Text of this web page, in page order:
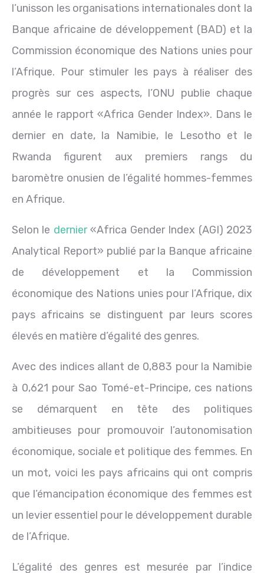
l’unisson les organisations internationales dont la
Banque africaine de développement (BAD) et la
Commission économique des Nations unies pour
l’Afrique. Pour stimuler les pays à réaliser des
progrès sur ces aspects, l’ONU publie chaque
année le rapport «Africa Gender Index». Dans le
dernier en date, la Namibie, le Lesotho et le
Rwanda figurent aux premiers rangs du
baromètre onusien de l’égalité hommes-femmes
en Afrique.
Selon le dernier«Africa Gender Index (AGI) 2023
Analytical Report» publié par la Banque africaine
de développement et la Commission
économique des Nations unies pour l’Afrique, dix
pays africains se distinguent par leurs scores
élevés en matière d’égalité des genres.
Avec des indices allant de 0,883 pour la Namibie
à 0,621 pour Sao Tomé-et-Principe, ces nations
se démarquent en tête des politiques
ambitieuses pour promouvoir l’autonomisation
économique, sociale et politique des femmes. En
un mot, voici les pays africains qui ont compris
que l’émancipation économique des femmes est
un levier essentiel pour le développement durable
de l’Afrique.
L’égalité des genres est mesurée par l’indice